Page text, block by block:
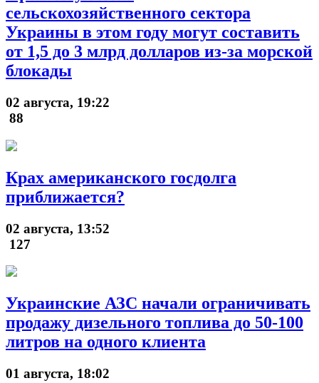
сельскохозяйственного сектора
Украины в этом году могут составить
от 1,5 до 3 млрд долларов из-за морской
блокады
02 августа, 19:22
88
Крах американского госдолга
приближается?
02 августа, 13:52
127
Украинские АЗС начали ограничивать
продажу дизельного топлива до 50-100
литров на одного клиента
01 августа, 18:02